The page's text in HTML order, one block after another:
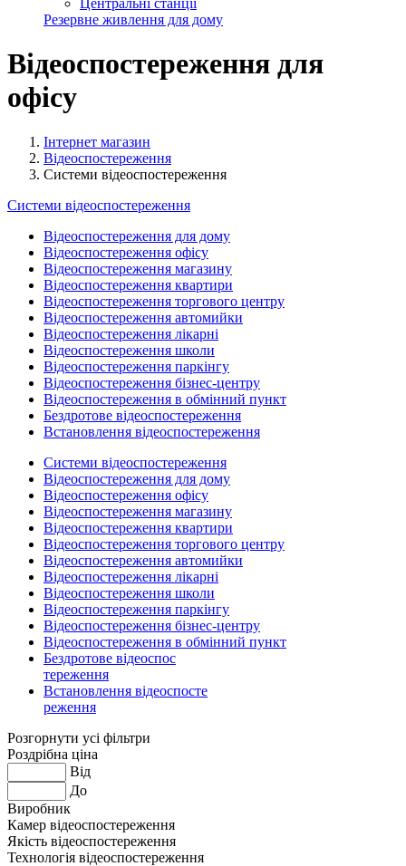
Резервне живлення для дому
Відеоспостереження для
офісу
Інтернет магазин
Відеоспостереження
Системи відеоспостереження
Системи відеоспостереження
Відеоспостереження для дому
Відеоспостереження офісу
Відеоспостереження магазину
Відеоспостереження квартири
Відеоспостереження торгового центру
Відеоспостереження автомийки
Відеоспостереження лікарні
Відеоспостереження школи
Відеоспостереження паркінгу
Відеоспостереження бізнес-центру
Відеоспостереження в обмінний пункт
Бездротове відеоспостереження
Встановлення відеоспостереження
Системи відеоспостереження
Відеоспостереження для дому
Відеоспостереження офісу
Відеоспостереження магазину
Відеоспостереження квартири
Відеоспостереження торгового центру
Відеоспостереження автомийки
Відеоспостереження лікарні
Відеоспостереження школи
Відеоспостереження паркінгу
Відеоспостереження бізнес-центру
Відеоспостереження в обмінний пункт
Бездротове відеоспос
тереження
Встановлення відеоспосте
реження
Розгорнути усі фільтри
Роздрібна ціна
Від
До
Виробник
Камер відеоспостереження
Якість відеоспостереження
Технологія відеоспостереження